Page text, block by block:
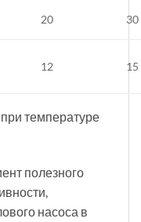
20 30
12 15
температуре
полезного
насоса в